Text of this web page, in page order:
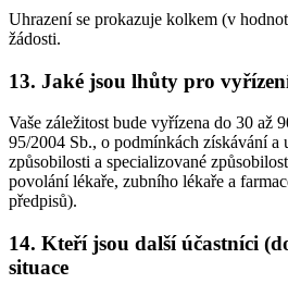
Uhrazení se prokazuje kolkem (v
žádosti.
13. Jaké jsou lhůty pro
Vaše záležitost bude vyřízena do 30 až
95/2004 Sb., o podmínkách získávání a
způsobilosti a specializované
povolání lékaře, zubního lékaře a
předpisů).
14. Kteří jsou další účastníci
situace